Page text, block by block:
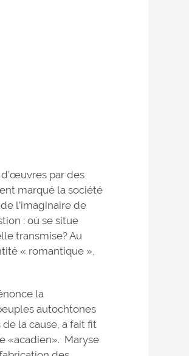
par des
marqué la société
l’imaginaire de
: où se situe
transmise? Au
« romantique »,
la
autochtones
la cause, a fait fit
«acadien». Maryse